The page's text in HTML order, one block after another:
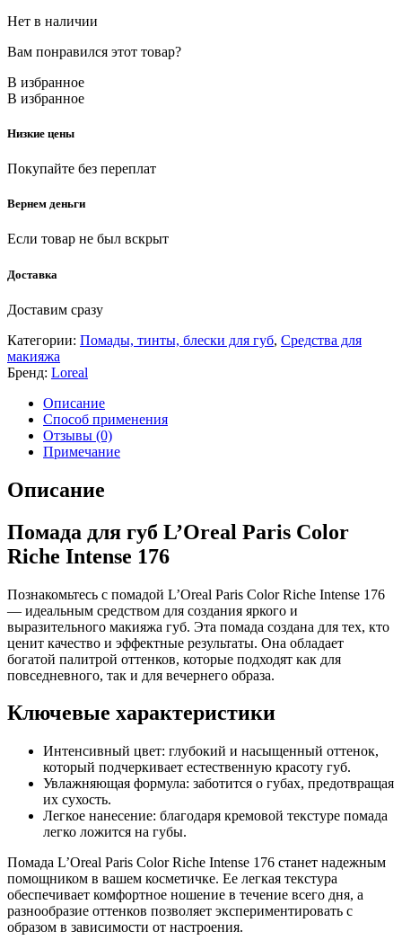
Нет в наличии
Вам понравился этот товар?
В избранное
В избранное
Низкие цены
Покупайте без переплат
Вернем деньги
Если товар не был вскрыт
Доставка
Доставим сразу
Категории: Помады, тинты, блески для губ, Средства для
макияжа
Бренд: Loreal
Описание
Способ применения
Отзывы (0)
Примечание
Описание
Помада для губ L’Oreal Paris Color
Riche Intense 176
Познакомьтесь с помадой L’Oreal Paris Color Riche Intense 176
— идеальным средством для создания яркого и
выразительного макияжа губ. Эта помада создана для тех, кто
ценит качество и эффектные результаты. Она обладает
богатой палитрой оттенков, которые подходят как для
повседневного, так и для вечернего образа.
Ключевые характеристики
Интенсивный цвет: глубокий и насыщенный оттенок,
который подчеркивает естественную красоту губ.
Увлажняющая формула: заботится о губах, предотвращая
их сухость.
Легкое нанесение: благодаря кремовой текстуре помада
легко ложится на губы.
Помада L’Oreal Paris Color Riche Intense 176 станет надежным
помощником в вашем косметичке. Ее легкая текстура
обеспечивает комфортное ношение в течение всего дня, а
разнообразие оттенков позволяет экспериментировать с
образом в зависимости от настроения.